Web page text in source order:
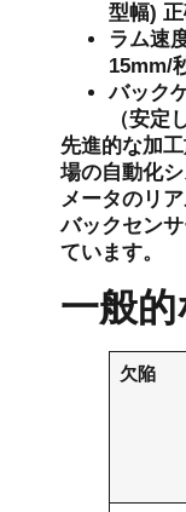
型幅)
ラム速
15mm/
バック
（安定
先進的な加
場の自動化
メータのリ
バックセン
ています。
一般
欠陥